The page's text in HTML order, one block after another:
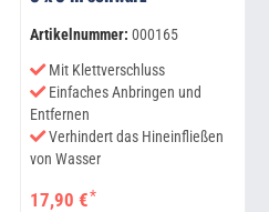
Artikelnummer: 000165
Mit Klettverschluss
Einfaches Anbringen und
Entfernen
Verhindert das Hineinfließen
von Wasser
17,90 €*